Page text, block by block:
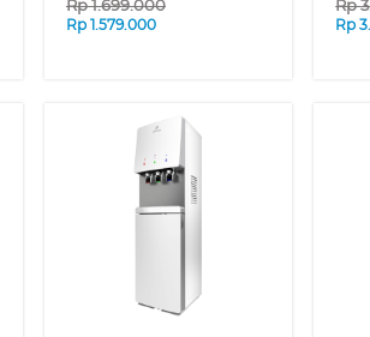
Rp1.699.000
Rp 1.579.000
Rp
Rp